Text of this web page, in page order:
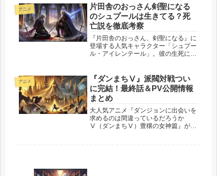
行部数はすでに多くのファンに支持さ
れています。 本作の主人公オルン・
ド...
アニメ
片田舎のおっさん剣聖になる
のシュプールは生きてる？死
亡説を徹底考察
『片田舎のおっさん、剣聖になる』に
登場する人気キャラクター「シュプー
ル・アイレンテール」。彼の生死につ
読者の間で様々な憶測が飛び交ってい
ます。ストーリー中では致命傷を負い
な...
アニメ
『ダンまちⅤ』派閥対戦つい
に完結！最終話＆PV公開情報
まとめ
大人気アニメ『ダンジョンに出会いを
求めるのは間違っているだろうか
Ⅴ（ダンまちⅤ）豊穣の女神篇』が、